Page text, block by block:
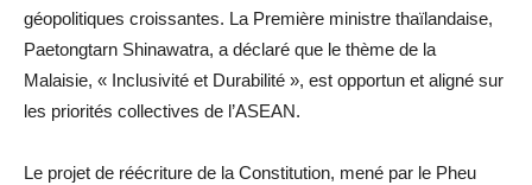
géopolitiques croissantes. La Première ministre thaïlandaise,
Paetongtarn Shinawatra, a déclaré que le thème de la
Malaisie, « Inclusivité et Durabilité », est opportun et aligné sur
les priorités collectives de l’ASEAN.
Le projet de réécriture de la Constitution, mené par le Pheu